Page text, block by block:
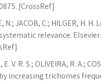
[CrossRef]
N.; JACOB, C.; HILGER, H.
relevance. Elsevier.
E. V. R. S.; OLIVEIRA, R. A.;
increasing trichomes